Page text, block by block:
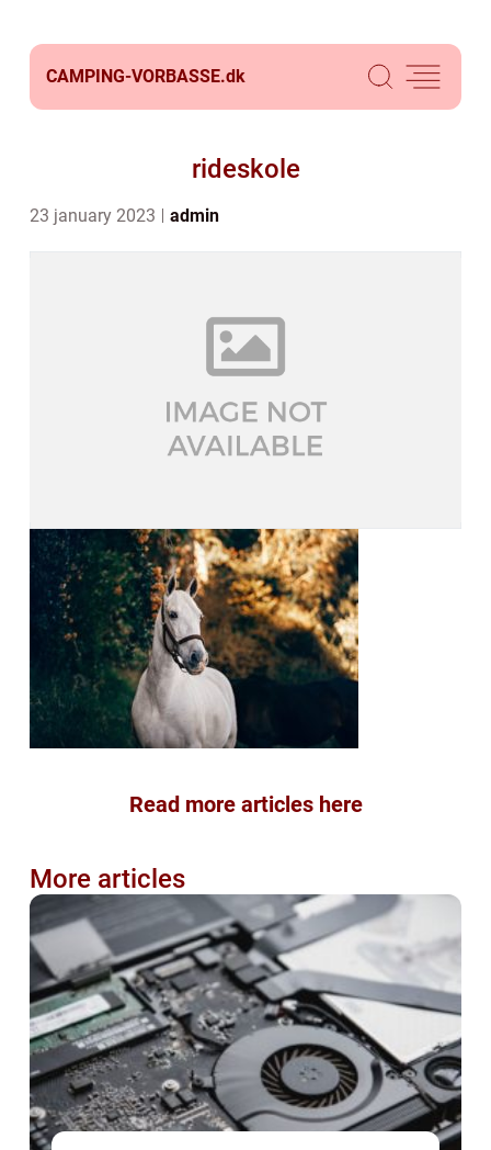
CAMPING-VORBASSE.dk
rideskole
23 january 2023 admin
Read more articles here
More articles